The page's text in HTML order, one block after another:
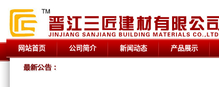
网站首页 公司简介 新闻动态 产品展示